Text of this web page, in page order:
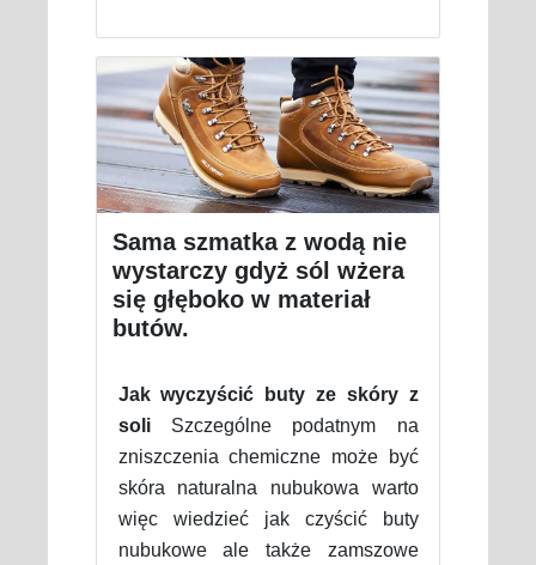
Sama szmatka z wodą nie
wystarczy gdyż sól wżera
się głęboko w materiał
butów.
Jak wyczyścić buty ze skóry z
soliSzczególne podatnym na
zniszczenia chemiczne może być
skóra naturalna nubukowa warto
więc wiedzieć jak czyścić buty
nubukowe ale także zamszowe